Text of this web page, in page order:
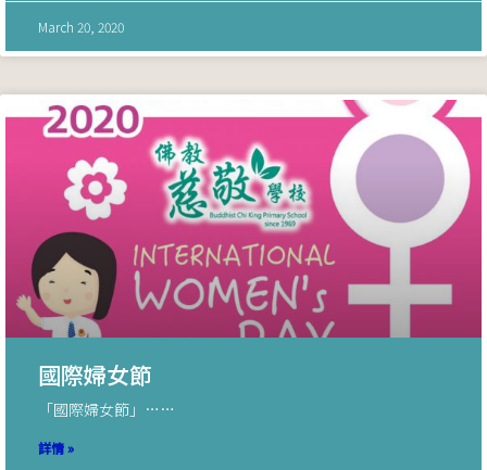
March 20, 2020
國際婦女節
「國際婦女節」……
詳情 »